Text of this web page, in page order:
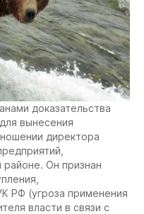
доказательства
вынесения
директора
Он признан
РФ (угроза применения
власти в связи с